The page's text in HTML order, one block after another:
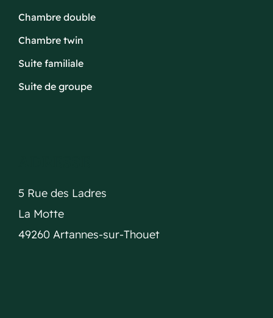
Chambre double
Chambre twin
Suite familiale
Suite de groupe
5 Rue des Ladres
La Motte
49260 Artannes-sur-Thouet